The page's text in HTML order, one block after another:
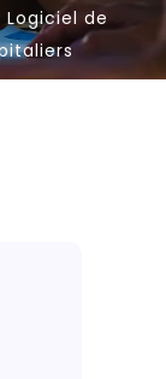
Logiciel de